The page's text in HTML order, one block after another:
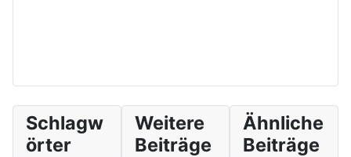
Schlagw
örter
Weitere
Beiträge
Ähnliche
Beiträge